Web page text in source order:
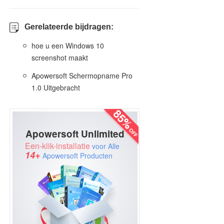
Gerelateerde bijdragen:
hoe u een Windows 10
screenshot maakt
Apowersoft Schermopname Pro
1.0 Uitgebracht
Apowersoft Unlimited
Een-klik-installatie voor Alle
14+ Apowersoft Producten